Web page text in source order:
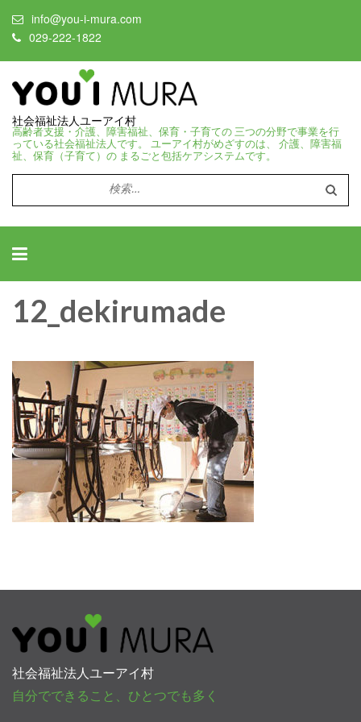
info@you-i-mura.com
029-222-1822
社会福祉法人ユーアイ村
高齢者支援・介護、障害福祉、保育・子育ての 三つの分野で事業を行
っている社会福祉法人です。 ユーアイ村がめざすのは、 介護、障害福
祉、保育（子育て）の まるごと包括ケアシステムです。
検
索:
12_dekirumade
社会福祉法人ユーアイ村
自分でできること、ひとつでも多く